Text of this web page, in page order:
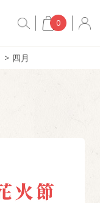
0
四月